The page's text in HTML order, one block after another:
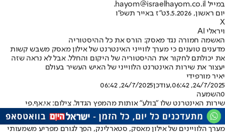
במייל hayom@israelhayom.co.il.
יום ראשון, 3.5.2026
ט"ז באייר תשפ"ו
X
ויראלי AI
האשמה חמורה נגד מאסק: הורס את כל ההיסטוריה
מדענים טוענים כי מערך לווייני האינטרנט של אילון מאסק משבש קשות
את יכולתם לחקור את ההיסטוריה של היקום והחלל. אבל לא נראה שזה
יעצור את שירות האינטרנט הלווייני של האיש העשיר בעולם
יאיר מורפידי
24/7/2025, 06:42
,עודכן24/7/2025, 06:42
0השמעה
שירות האינטרנט שלו "בולע" אותות מהמפץ הגדול. צילום: אי.אף.פי
מערך הלוויינים של אילון מאסק, סטארלינק, הפך לגורם מפריע משמעותי